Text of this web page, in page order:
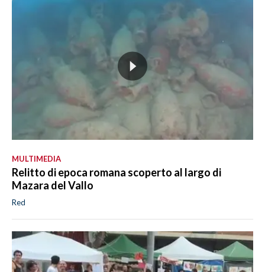
MULTIMEDIA
Relitto di epoca romana scoperto al largo di
Mazara del Vallo
Red